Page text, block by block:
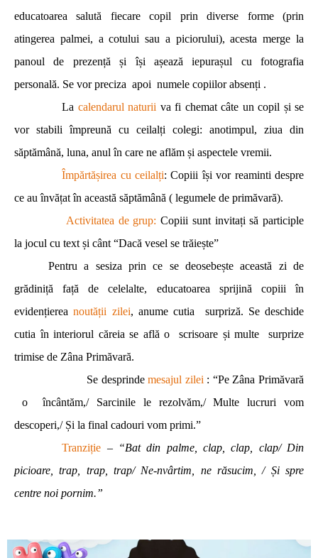
educatoarea salută fiecare copil prin diverse forme (prin
atingerea palmei, a cotului sau a piciorului), acesta merge la
panoul de prezență și își așează iepurașul cu fotografia
personală. Se vor preciza apoi numele copiilor absenți .
La calendarul naturii va fi chemat câte un copil și se
vor stabili împreună cu ceilalți colegi: anotimpul, ziua din
săptămână, luna, anul în care ne aflăm și aspectele vremii.
Împărtășirea cu ceilalți: Copiii își vor reaminti despre
ce au învățat în această săptămână ( legumele de primăvară).
Activitatea de grup:Copiii sunt invitați să participle
la jocul cu text și cânt “Dacă vesel se trăiește”
Pentru a sesiza prin ce se deosebește această zi de
grădiniță față de celelalte, educatoarea sprijină copiii în
evidențiereanoutății zilei, anume cutia surpriză. Se deschide
cutia în interiorul căreia se află o scrisoare și multe surprize
trimise de Zâna Primăvară.
Se desprindemesajul zilei : “Pe Zâna Primăvară
o încântăm,/ Sarcinile le rezolvăm,/ Multe lucruri vom
descoperi,/ Și la final cadouri vom primi.”
Tranziție – “Bat din palme, clap, clap, clap/ Din
picioare, trap, trap, trap/ Ne-nvârtim, ne răsucim, / Și spre
centre noi pornim.”